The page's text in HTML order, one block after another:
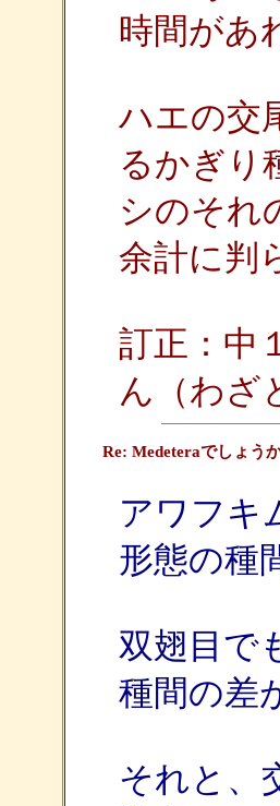
時間があ
ハエの交
るかぎり
シのそれ
余計に判
訂正：中
ん（わざ
Re: Medeteraでしょう
アワフキ
形態の種
双翅目で
種間の差
それと、